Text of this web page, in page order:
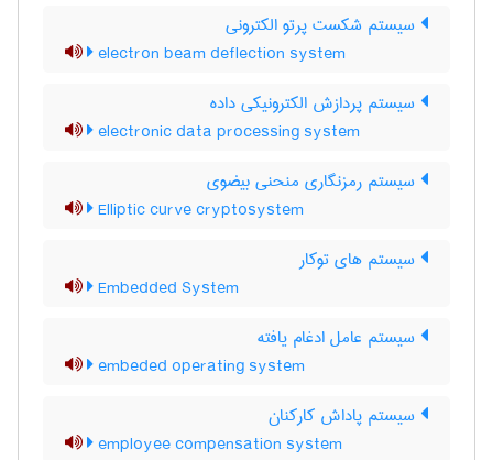
سیستم شکست پرتو الکترونی
electron beam deflection system
سیستم پردازش الکترونیکی داده
electronic data processing system
سیستم رمزنگاری منحنی بیضوی
Elliptic curve cryptosystem
سیستم های توکار
Embedded System
سیستم عامل ادغام یافته
embeded operating system
سیستم پاداش کارکنان
employee compensation system